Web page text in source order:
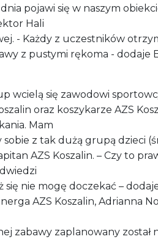
pojawi się w naszym
Hali
- Każdy z uczestników
z pustymi rękoma - dodaje
wcielą się zawodowi
oraz koszykarze AZS
Mam
sobie z tak dużą grupą dzieci
AZS Koszalin. – Czy to
się nie mogę doczekać –
AZS Koszalin, Adrianna
zabawy zaplanowany został